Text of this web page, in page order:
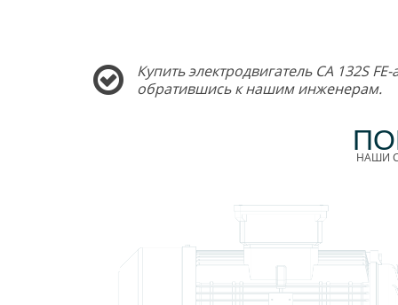
Купить электродвигатель CA 132S
обратившись к нашим инженерам.
НАШИ